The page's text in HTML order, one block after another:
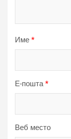
Име *
Е-пошта*
Веб место